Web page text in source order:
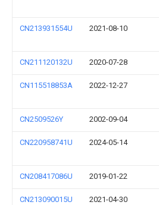
CN213931554U 2021-08-10
CN211120132U 2020-07-28
CN115518853A 2022-12-27
CN2509526Y 2002-09-04
CN220958741U 2024-05-14
CN208417086U 2019-01-22
CN213090015U 2021-04-30